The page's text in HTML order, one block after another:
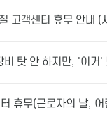
고객센터 휴무 안내 (
비 탓 안 하지만, '이거'
휴무(근로자의 날,